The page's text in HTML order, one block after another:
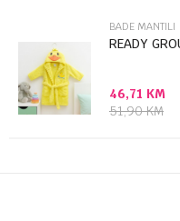
BADE MANTILI
READY
46,71 KM
51,90KM